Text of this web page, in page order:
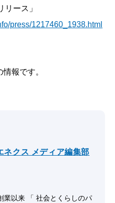
ース」
press/1217460_1938.html
報です。
ネクス メディア編集部
業以来 「 社会とくらしのパ